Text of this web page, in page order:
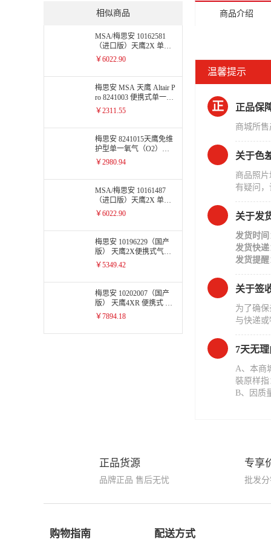
相似商品
MSA/梅思安 10162581
（进口版）天鹰2X 单一
便携式气体检测仪H2S
￥6022.90
梅思安 MSA 天鹰 Altair P
ro 8241003 便携式单一气
体检测仪 氧气 O2
￥2311.55
梅思安 8241015天鹰免维
护型单一氧气（O2）气
体检测仪
￥2980.94
MSA/梅思安 10161487
（进口版）天鹰2X 单一
气体检测仪 CO（一氧化
￥6022.90
梅思安 10196229（国产
版） 天鹰2X便携式气体
检测仪H2S 硫化氢
￥5349.42
梅思安 10202007（国产
版） 天鹰4XR 便携式 可
燃气（COMB/Ex））单
￥7894.18
商品介绍
温馨提示
正 正品保
商城所
关于色
商品照
有疑问
关于发
发货时间
发货快递
发货提醒
关于签
为了确
与快递
7天无
A、本商
裝原样
B、因质
正品货源
品牌正品 售后无忧
专享
批发
购物指南 配送方式